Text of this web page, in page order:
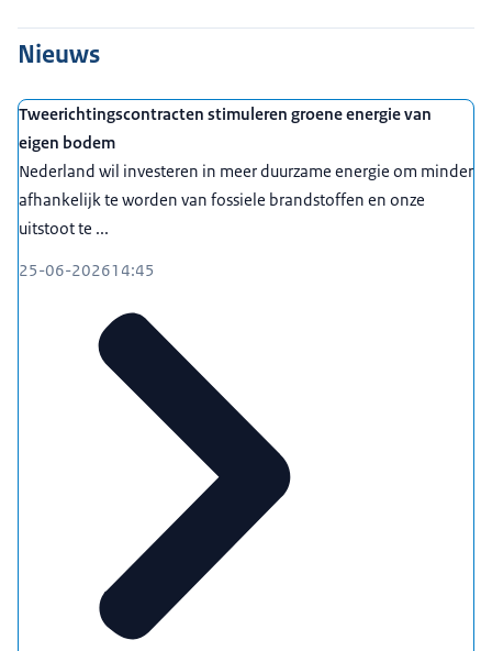
Nieuws
Tweerichtingscontracten stimuleren groene energie van
eigen bodem
Nederland wil investeren in meer duurzame energie om minder
afhankelijk te worden van fossiele brandstoffen en onze
uitstoot te ...
25-06-202614:45